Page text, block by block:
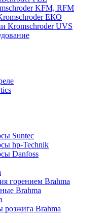
KFM, RFM
ЕКО
Kromschroder UVS
Suntec
hp-Technik
Danfoss
горением Brahma
Brahma
розжига Brahma